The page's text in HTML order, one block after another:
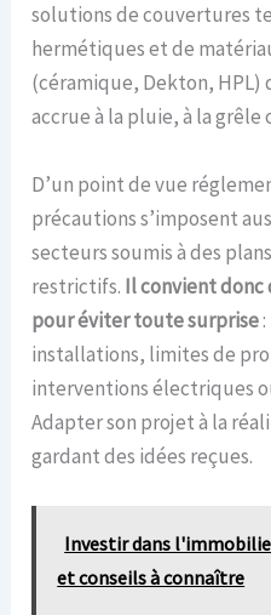
solutions de couvertures
hermétiques et de
(céramique, Dekton, HPL)
accrue à la pluie, à la grêle
D’un point de vue
précautions s’imposent
secteurs soumis à des
restrictifs. Il convient donc
pour éviter toute surprise
installations, limites de
interventions électriques
Adapter son projet à la
gardant des idées reçues.
Investir dans
et conseils à connaître